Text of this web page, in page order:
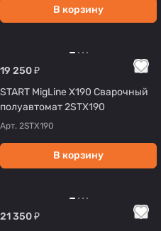
В корзину
19 250 ₽
START MigLine X190 Сварочный
полуавтомат 2STX190
Арт. 2STX190
В корзину
21 350 ₽